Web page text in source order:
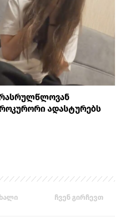
ადასტურებს
ჩვენ გირჩევთ